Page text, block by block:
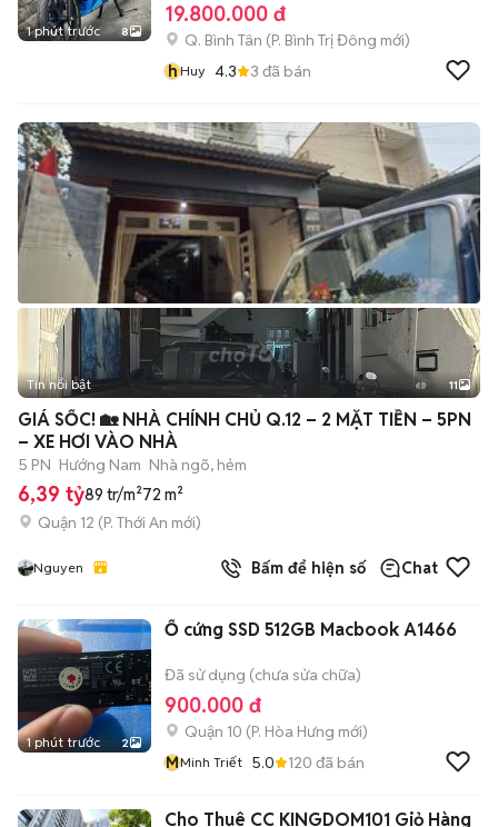
1 phút trước 8
19.800.000 đ
Q. Bình Tân (P. Bình Trị Đông mới)
hHuy 4.3 3 đã bán
+2
Tin nổi bật 11
GIÁ SỐC! 🏡 NHÀ CHÍNH CHỦ Q.12 – 2 MẶT TIỀN – 5PN
– XE HƠI VÀO NHÀ
5 PN Hướng Nam Nhà ngõ, hẻm
6,39 tỷ89 tr/m²72 m²
Quận 12 (P. Thới An mới)
Nguyen Bấm để hiện số Chat
1 phút trước 2
Ổ cứng SSD 512GB Macbook A1466
Đã sử dụng (chưa sửa chữa)
900.000 đ
Quận 10 (P. Hòa Hưng mới)
MMinh Triết 5.0 120 đã bán
Cho Thuê CC KINGDOM101 Giỏ Hàng